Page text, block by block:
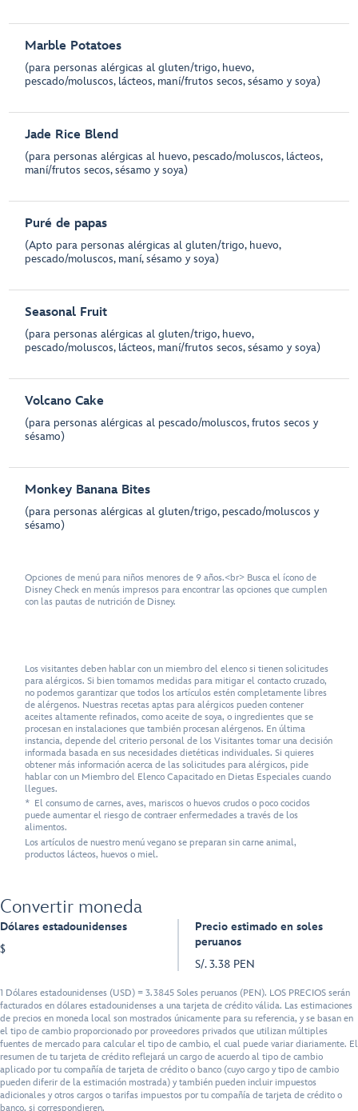
Marble Potatoes
(para personas alérgicas al gluten/trigo, huevo,
pescado/moluscos, lácteos, maní/frutos secos, sésamo y soya)
Jade Rice Blend
(para personas alérgicas al huevo, pescado/moluscos, lácteos,
maní/frutos secos, sésamo y soya)
Puré de papas
(Apto para personas alérgicas al gluten/trigo, huevo,
pescado/moluscos, maní, sésamo y soya)
Seasonal Fruit
(para personas alérgicas al gluten/trigo, huevo,
pescado/moluscos, lácteos, maní/frutos secos, sésamo y soya)
Volcano Cake
(para personas alérgicas al pescado/moluscos, frutos secos y
sésamo)
Monkey Banana Bites
(para personas alérgicas al gluten/trigo, pescado/moluscos y
sésamo)
Opciones de menú para niños menores de 9 años.<br> Busca el ícono de
Disney Check en menús impresos para encontrar las opciones que cumplen
con las pautas de nutrición de Disney.
Los visitantes deben hablar con un miembro del elenco si tienen solicitudes
para alérgicos. Si bien tomamos medidas para mitigar el contacto cruzado,
no podemos garantizar que todos los artículos estén completamente libres
de alérgenos. Nuestras recetas aptas para alérgicos pueden contener
aceites altamente refinados, como aceite de soya, o ingredientes que se
procesan en instalaciones que también procesan alérgenos. En última
instancia, depende del criterio personal de los Visitantes tomar una decisión
informada basada en sus necesidades dietéticas individuales. Si quieres
obtener más información acerca de las solicitudes para alérgicos, pide
hablar con un Miembro del Elenco Capacitado en Dietas Especiales cuando
llegues.
* El consumo de carnes, aves, mariscos o huevos crudos o poco cocidos
puede aumentar el riesgo de contraer enfermedades a través de los
alimentos.
Los artículos de nuestro menú vegano se preparan sin carne animal,
productos lácteos, huevos o miel.
Convertir moneda
Dólares estadounidenses
$
Precio estimado en soles
peruanos
S/. 3.38 PEN
1 Dólares estadounidenses (USD) = 3.3845 Soles peruanos (PEN). LOS PRECIOS serán
facturados en dólares estadounidenses a una tarjeta de crédito válida. Las estimaciones
de precios en moneda local son mostrados únicamente para su referencia, y se basan en
el tipo de cambio proporcionado por proveedores privados que utilizan múltiples
fuentes de mercado para calcular el tipo de cambio, el cual puede variar diariamente. El
resumen de tu tarjeta de crédito reflejará un cargo de acuerdo al tipo de cambio
aplicado por tu compañía de tarjeta de crédito o banco (cuyo cargo y tipo de cambio
pueden diferir de la estimación mostrada) y también pueden incluir impuestos
adicionales y otros cargos o tarifas impuestos por tu compañía de tarjeta de crédito o
banco, si correspondieren.